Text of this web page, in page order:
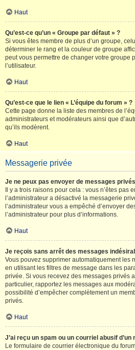
Haut
Qu’est-ce qu’un « Groupe par défaut » ?
Si vous êtes membre de plus d’un groupe,
déterminer le rang et la couleur de groupe
peut vous permettre de changer votre groupe
l’utilisateur.
Haut
Qu’est-ce que le lien « L’équipe du forum » ?
Cette page donne la liste des membres de
administrateurs et modérateurs ainsi que
qu’ils modèrent.
Haut
Messagerie privée
Je ne peux pas envoyer de messages
Il y a trois raisons pour cela : vous n’êtes pas
l’administrateur a désactivé la messagerie
l’administrateur vous a empêché d’envoyer
l’administrateur pour plus d’informations.
Haut
Je reçois sans arrêt des messages
Vous pouvez supprimer automatiquement les
en utilisant les filtres de message dans les
privée. Si vous recevez des messages privés
particulier, rapportez les messages aux
possibilité d’empêcher complètement un
privés.
Haut
J’ai reçu un spam ou un courriel abusif
Le formulaire de courrier électronique du